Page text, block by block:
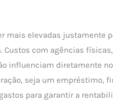
mais elevadas justamente
com agências físicas,
influenciam diretamente
seja um empréstimo,
para garantir a